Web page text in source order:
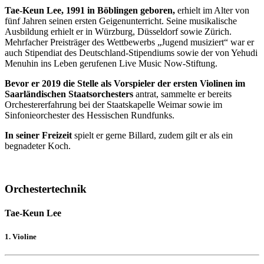
Tae-Keun Lee, 1991 in Böblingen geboren, erhielt im Alter von
fünf Jahren seinen ersten Geigenunterricht. Seine musikalische
Ausbildung erhielt er in Würzburg, Düsseldorf sowie Zürich.
Mehrfacher Preisträger des Wettbewerbs „Jugend musiziert“ war er
auch Stipendiat des Deutschland-Stipendiums sowie der von Yehudi
Menuhin ins Leben gerufenen Live Music Now-Stiftung.
Bevor er 2019 die Stelle als Vorspieler der ersten Violinen im
Saarländischen Staatsorchesters antrat, sammelte er bereits
Orchestererfahrung bei der Staatskapelle Weimar sowie im
Sinfonieorchester des Hessischen Rundfunks.
In seiner Freizeitspielt er gerne Billard, zudem gilt er als ein
begnadeter Koch.
Orchestertechnik
Tae-Keun Lee
1. Violine